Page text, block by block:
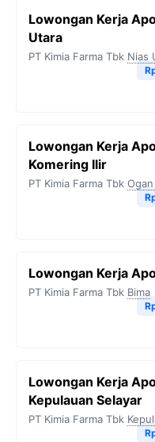
Lowongan Kerja
Utara
PT Kimia Farma Tbk Nias
Lowongan Kerja
Komering Ilir
PT Kimia Farma Tbk
Lowongan Kerja
PT Kimia Farma Tbk Bima
Lowongan Kerja
Kepulauan Selayar
PT Kimia Farma Tbk